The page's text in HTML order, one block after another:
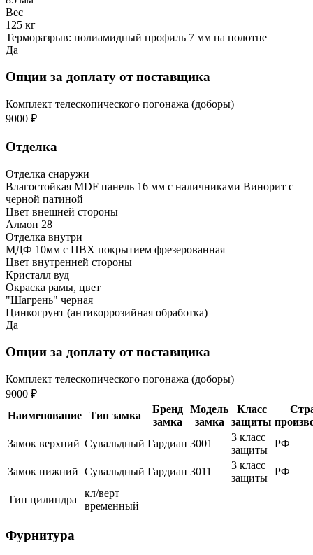
Вес
125 кг
Терморазрыв: полиамидный профиль 7 мм на полотне
Да
Опции за доплату от поставщика
Комплект телескопического погонажа (доборы)
9000 ₽
Отделка
Отделка снаружи
Влагостойкая MDF панель 16 мм с наличниками Винорит с
черной патиной
Цвет внешней стороны
Алмон 28
Отделка внутри
МДФ 10мм с ПВХ покрытием фрезерованная
Цвет внутренней стороны
Кристалл вуд
Окраска рамы, цвет
"Шагрень" черная
Цинкогрунт (антикоррозийная обработка)
Да
Опции за доплату от поставщика
Комплект телескопического погонажа (доборы)
9000 ₽
Наименование Тип замка
Бренд
замка
Модель
замка
Класс
защиты
Замок верхний Сувальдный Гардиан 3001
3 класс
защиты
РФ
Замок нижний Сувальдный Гардиан 3011
3 класс
защиты
РФ
Тип цилиндра
кл/верт
временный
Фурнитура